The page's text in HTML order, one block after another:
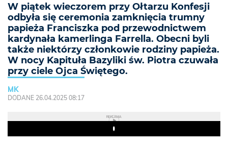
W piątek wieczorem przy Ołtarzu Konfesji
odbyła się ceremonia zamknięcia trumny
papieża Franciszka pod przewodnictwem
kardynała kamerlinga Farrella. Obecni byli
także niektórzy członkowie rodziny papieża.
W nocy Kapituła Bazyliki św. Piotra czuwała
przy ciele Ojca Świętego.
MK
DODANE 26.04.2025 08:17
REKLAMA
Play